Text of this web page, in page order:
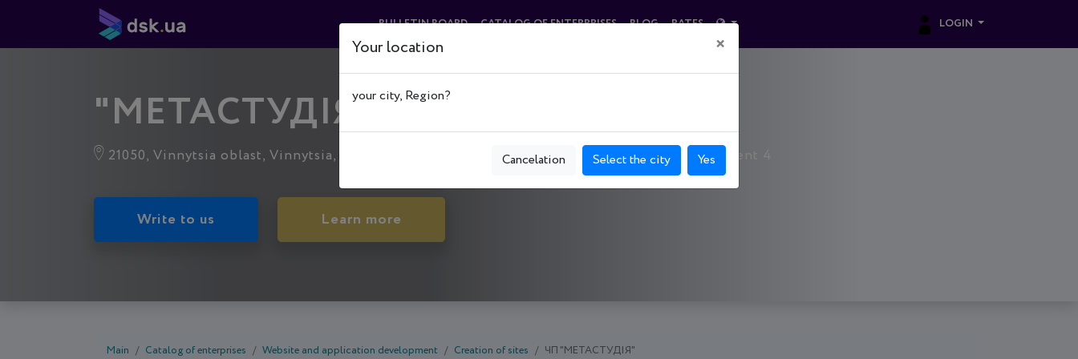
BULLETIN BOARD CATALOG OF ENTERPRISES BLOG RATES LOGIN
"МЕТАСТУДІЯ"
21050, Vinnytsia oblast, Vіnnytsia, Vinnytsia р-н, вул. Архітектора Артинова, буд. 29, apartment 4
Write to us Learn more
Main Catalog of enterprises Website and application development Creation of sites ЧП "МЕТАСТУДІЯ"
Your location ×
your city, Region?
Cancelation Select the city Yes